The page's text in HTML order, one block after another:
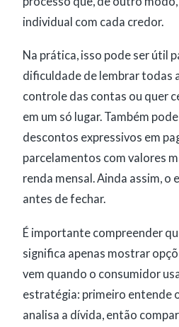
individual com cada credor.
Na prática, isso pode ser útil
dificuldade de lembrar todas
controle das contas ou quer
em um só lugar. Também
descontos expressivos em
parcelamentos com valores
renda mensal. Ainda assim, o
antes de fechar.
É importante compreender
significa apenas mostrar
vem quando o consumidor
estratégia: primeiro entende
analisa a dívida, então